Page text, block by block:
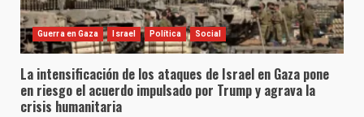
Guerra en Gaza Israel Política Social
La intensificación de los ataques de Israel en Gaza pone
en riesgo el acuerdo impulsado por Trump y agrava la
crisis humanitaria